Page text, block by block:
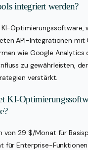
integriert werden?
Optimierungssoftware,
API-Integrationen mit
wie Google Analytics
zu gewährleisten,
verstärkt.
KI-
von 29 $/Monat für
für Enterprise-